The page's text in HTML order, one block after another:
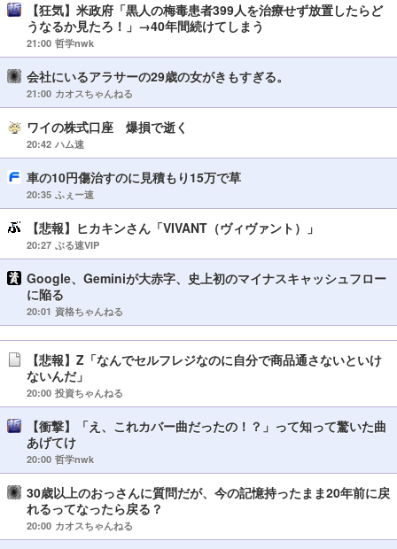
【狂気】米政府「黒人の梅毒患者399人を治療せず放置したらど
うなるか見たろ！」→40年間続けてしまう
21:00 哲学nwk
会社にいるアラサーの29歳の女がきもすぎる。
21:00 カオスちゃんねる
ワイの株式口座 爆損で逝く
20:42 ハム速
車の10円傷治すのに見積もり15万で草
20:35 ふぇー速
【悲報】ヒカキンさん「VIVANT（ヴィヴァント）」
20:27 ぶる速VIP
Google、Geminiが大赤字、史上初のマイナスキャッシュフロー
に陥る
20:01 資格ちゃんねる
【悲報】Z「なんでセルフレジなのに自分で商品通さないといけ
ないんだ」
20:00 投資ちゃんねる
【衝撃】「え、これカバー曲だったの！？」って知って驚いた曲
あげてけ
20:00 哲学nwk
30歳以上のおっさんに質問だが、今の記憶持ったまま20年前に戻
れるってなったら戻る？
20:00 カオスちゃんねる